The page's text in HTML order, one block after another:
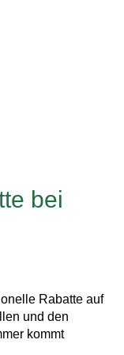
bei
Rabatte auf
und den
kommt